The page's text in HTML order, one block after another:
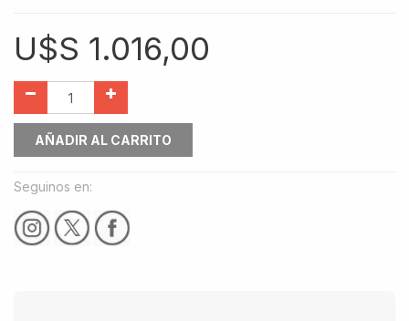
U$S 1.016,00
AÑADIR AL CARRITO
Seguinos en: